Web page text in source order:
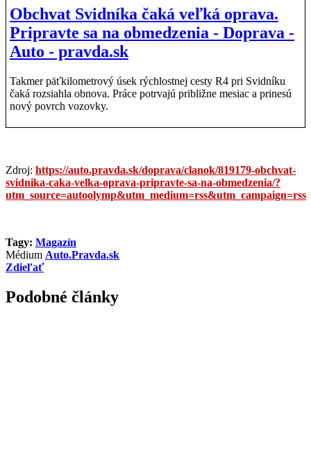
Obchvat Svidníka čaká veľká oprava.
Pripravte sa na obmedzenia - Doprava -
Auto - pravda.sk
Takmer päťkilometrový úsek rýchlostnej cesty R4 pri Svidníku
čaká rozsiahla obnova. Práce potrvajú približne mesiac a prinesú
nový povrch vozovky.
Zdroj: https://auto.pravda.sk/doprava/clanok/819179-obchvat-
svidnika-caka-velka-oprava-pripravte-sa-na-obmedzenia/?
utm_source=autoolymp&utm_medium=rss&utm_campaign=rss
Tagy: Magazín
Médium Auto.Pravda.sk
Zdieľať
Podobné články